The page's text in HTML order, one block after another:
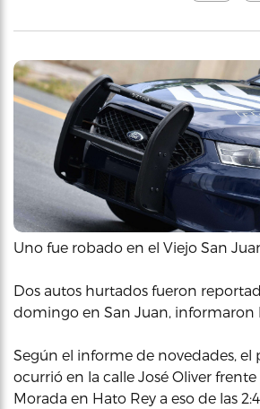
Uno fue robado en el Viejo San
Dos autos hurtados fueron
domingo en San Juan, informaron
Según el informe de novedades,
ocurrió en la calle José Oliver
Morada en Hato Rey a eso de las